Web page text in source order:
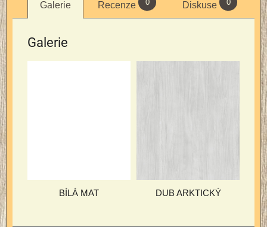
Galerie Recenze 0 Diskuse 0
Galerie
BÍLÁ MAT DUB ARKTICKÝ